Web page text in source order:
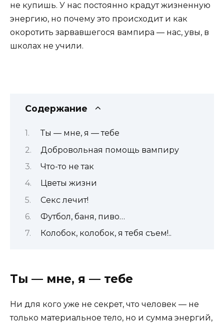
не купишь. У нас постоянно крадут жизненную
энергию, но почему это происходит и как
окоротить зарвавшегося вампира — нас, увы, в
школах не учили.
Содержание
Ты — мне, я — тебе
Добровольная помощь вампиру
Что-то не так
Цветы жизни
Секс лечит!
Футбол, баня, пиво…
Колобок, колобок, я тебя съем!..
Ты — мне, я — тебе
Ни для кого уже не секрет, что человек — не
только материальное тело, но и сумма энергий,